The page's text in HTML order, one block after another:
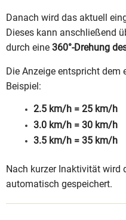
Danach wird das aktuell
Dieses kann anschließend
durch eine 360°-Drehung
Die Anzeige entspricht
Beispiel:
2.5 km/h = 25 km/h
3.0 km/h = 30 km/h
3.5 km/h = 35 km/h
Nach kurzer Inaktivität wird
automatisch gespeichert.